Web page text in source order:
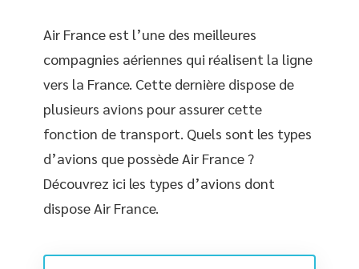
Air France est l’une des meilleures
compagnies aériennes qui réalisent la ligne
vers la France. Cette dernière dispose de
plusieurs avions pour assurer cette
fonction de transport. Quels sont les types
d’avions que possède Air France ?
Découvrez ici les types d’avions dont
dispose Air France.